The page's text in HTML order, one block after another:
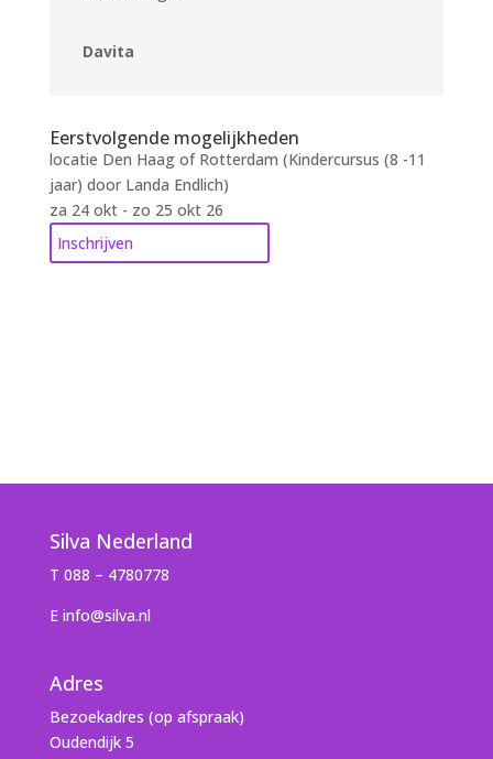
Davita
Eerstvolgende mogelijkheden
locatie Den Haag of Rotterdam (Kindercursus (8 -11
jaar) door Landa Endlich)
za 24 okt - zo 25 okt 26
Inschrijven
Silva Nederland
T 088 – 4780778
E info@silva.nl
Adres
Bezoekadres (op afspraak)
Oudendijk 5